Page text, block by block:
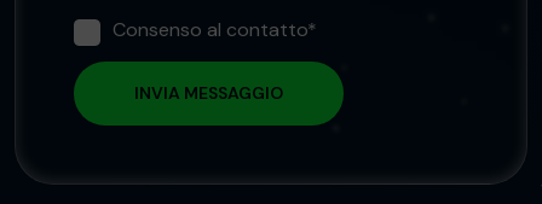
Consenso al contatto*